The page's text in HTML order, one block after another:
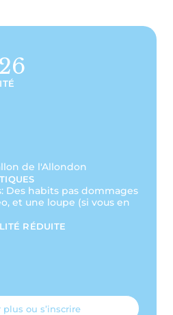
de l'Allondon
Des habits pas dommages
et une loupe (si vous en
RÉDUITE
plus ou s’inscrire